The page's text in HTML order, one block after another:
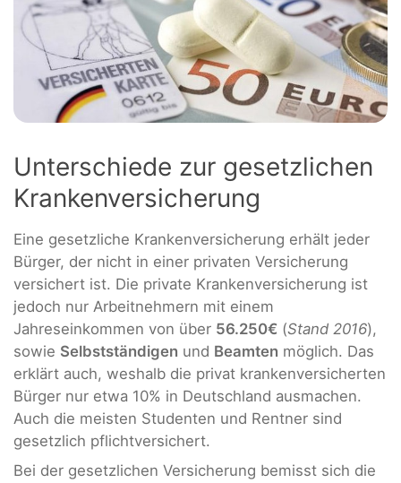
Unterschiede zur gesetzlichen
Krankenversicherung
Eine gesetzliche Krankenversicherung erhält jeder
Bürger, der nicht in einer privaten Versicherung
versichert ist. Die private Krankenversicherung ist
jedoch nur Arbeitnehmern mit einem
Jahreseinkommen von über 56.250€ (Stand 2016),
sowie Selbstständigen und Beamten möglich. Das
erklärt auch, weshalb die privat krankenversicherten
Bürger nur etwa 10% in Deutschland ausmachen.
Auch die meisten Studenten und Rentner sind
gesetzlich pflichtversichert.
Bei der gesetzlichen Versicherung bemisst sich die